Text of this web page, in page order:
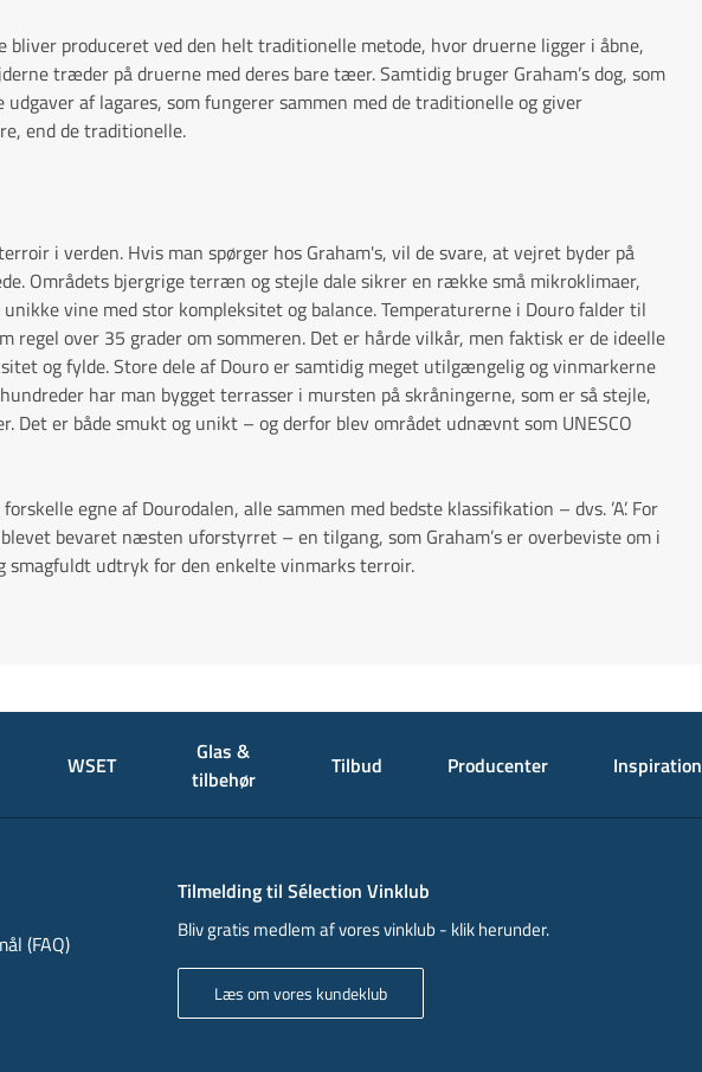
bliver produceret ved den helt traditionelle metode, hvor druerne ligger i åbne,
træder på druerne med deres bare tæer. Samtidig bruger Graham’s dog, som
af lagares, som fungerer sammen med de traditionelle og giver
end de traditionelle.
i verden. Hvis man spørger hos Graham's, vil de svare, at vejret byder på
Områdets bjergrige terræn og stejle dale sikrer en række små mikroklimaer,
vine med stor kompleksitet og balance. Temperaturerne i Douro falder til
regel over 35 grader om sommeren. Det er hårde vilkår, men faktisk er de ideelle
og fylde. Store dele af Douro er samtidig meget utilgængelig og vinmarkerne
har man bygget terrasser i mursten på skråningerne, som er så stejle,
er både smukt og unikt – og derfor blev området udnævnt som UNESCO
egne af Dourodalen, alle sammen med bedste klassifikation – dvs. ’A’. For
bevaret næsten uforstyrret – en tilgang, som Graham’s er overbeviste om i
smagfuldt udtryk for den enkelte vinmarks terroir.
WSET
Glas &
tilbehør
Tilbud Producenter Inspiration
(FAQ)
Tilmelding til Sélection Vinklub
Bliv gratis medlem af vores vinklub - klik herunder.
Læs om vores kundeklub